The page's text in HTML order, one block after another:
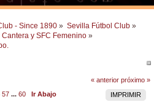
- Since 1890 » Sevilla Fútbol Club »
Cantera y SFC Femenino »
« anterior próximo »
IMPRIMIR
57 ...60 Ir Abajo